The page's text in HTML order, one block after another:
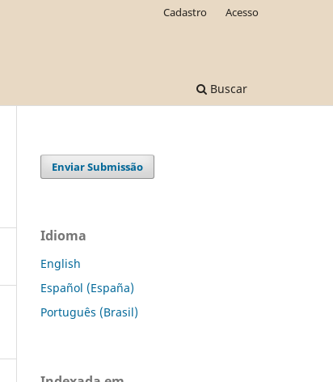
Buscar
Cadastro Acesso
Enviar Submissão
Idioma
English
Español (España)
Português (Brasil)